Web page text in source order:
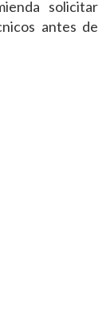
solicitar
antes de